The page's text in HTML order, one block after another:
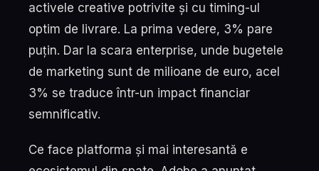
activele creative potrivite și cu timing-ul
optim de livrare. La prima vedere, 3% pare
puțin. Dar la scara enterprise, unde bugetele
de marketing sunt de milioane de euro, acel
3% se traduce într-un impact financiar
semnificativ.
Ce face platforma și mai interesantă e